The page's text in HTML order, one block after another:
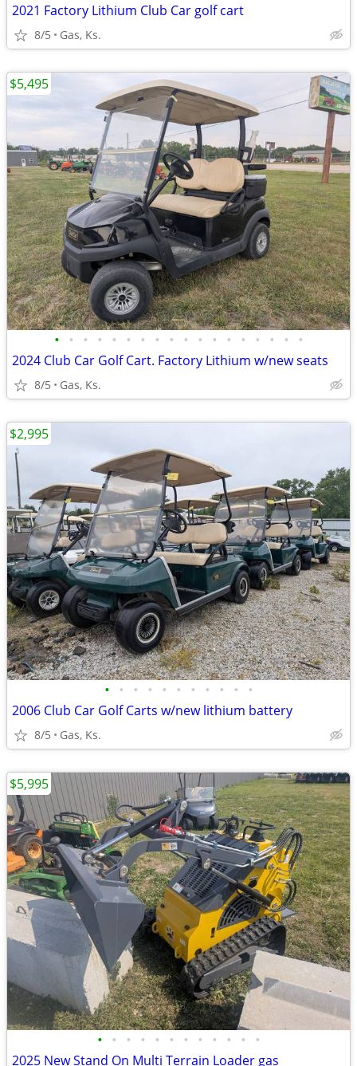
2021 Factory Lithium Club Car golf cart
8/5 Gas, Ks.
• • • • • • • • • • • • • • • • • •
2024 Club Car Golf Cart. Factory Lithium w/new seats
8/5 Gas, Ks.
$5,495
• • • • • • • • • • •
2006 Club Car Golf Carts w/new lithium battery
8/5 Gas, Ks.
$2,995
• • • • • • • • • • • •
2025 New Stand On Multi Terrain Loader gas
$5,995